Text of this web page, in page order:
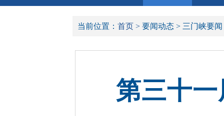
当前位置： 首页 > 要闻动态 > 三门峡要
第三十